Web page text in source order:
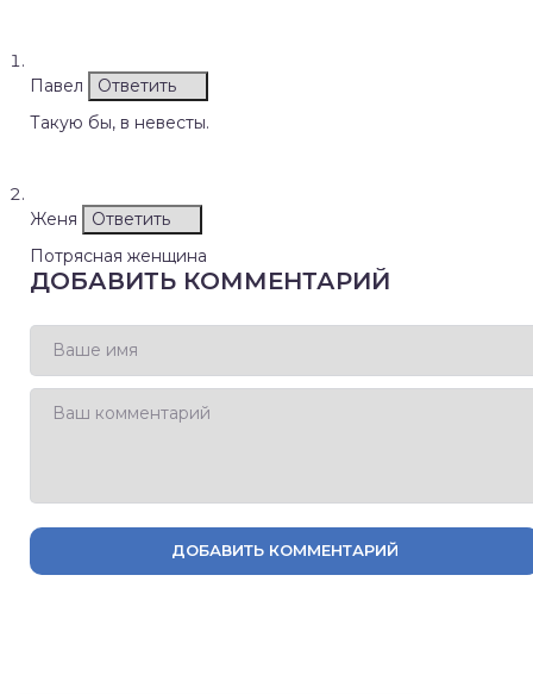
Павел
Ответить
Такую бы, в невесты.
Женя
Ответить
Потрясная женщина
ДОБАВИТЬ КОММЕНТАРИЙ
ДОБАВИТЬ КОММЕНТАРИЙ